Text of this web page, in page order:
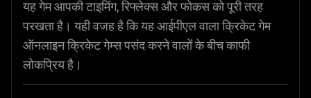
यह गेम आपकी टाइमिंग, रिफ्लेक्स और फोकस को पूरी तरह
परखता है। यही वजह है कि यह आईपीएल वाला क्रिकेट गेम
ऑनलाइन क्रिकेट गेम्स पसंद करने वालों के बीच काफी
लोकप्रिय है।